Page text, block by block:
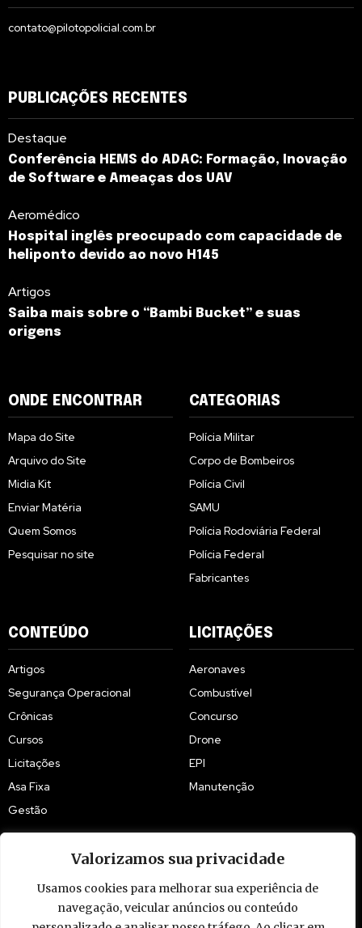
Valorizamos sua privacidade
Usamos cookies para melhorar sua experiência de
navegação, veicular anúncios ou conteúdo
contato@pilotopolicial.com.br
PUBLICAÇÕES RECENTES
Destaque
Conferência HEMS do ADAC: Formação, Inovação
de Software e Ameaças dos UAV
Aeromédico
Hospital inglês preocupado com capacidade de
heliponto devido ao novo H145
Artigos
Saiba mais sobre o “Bambi Bucket” e suas
origens
ONDE ENCONTRAR
Mapa do Site
Arquivo do Site
Midia Kit
Enviar Matéria
Quem Somos
Pesquisar no site
CATEGORIAS
Polícia Militar
Corpo de Bombeiros
Polícia Civil
SAMU
Polícia Rodoviária Federal
Polícia Federal
Fabricantes
CONTEÚDO
Artigos
Segurança Operacional
Crônicas
Cursos
Licitações
Asa Fixa
Gestão
LICITAÇÕES
Aeronaves
Combustível
Concurso
Drone
EPI
Manutenção
© 2009 - 2026 Piloto Policial. Todos os direitos reservados. Brasil.